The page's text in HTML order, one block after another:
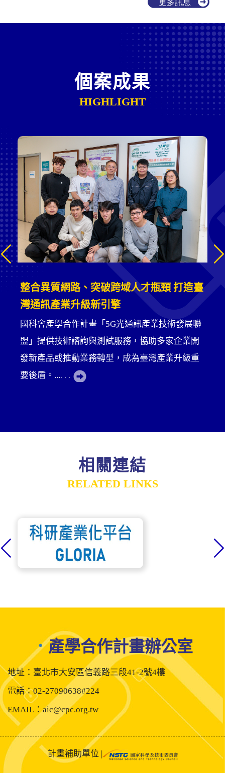
個案成果
HIGHLIGHT
整合異質網路、突破跨域人才瓶頸 打造臺
灣通訊產業升級新引擎
國科會產學合作計畫「5G光通訊產業技術發展聯
盟」提供技術諮詢與測試服務，協助多家企業開
發新產品或推動業務轉型，成為臺灣產業升級重
要後盾。.... . .
相關連結
RELATED LINKS
．產學合作計畫辦公室
地址：臺北市大安區信義路三段41-2號4樓
電話：02-27090638#224
EMAIL：aic@cpc.org.tw
計畫補助單位 |